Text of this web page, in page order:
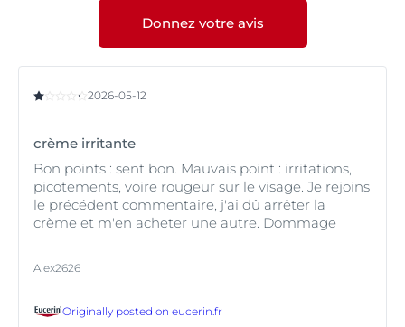
Donnez votre avis
2026-05-12
crème irritante
Bon points : sent bon. Mauvais point : irritations,
picotements, voire rougeur sur le visage. Je rejoins
le précédent commentaire, j'ai dû arrêter la
crème et m'en acheter une autre. Dommage
Alex2626
Originally posted on eucerin.fr